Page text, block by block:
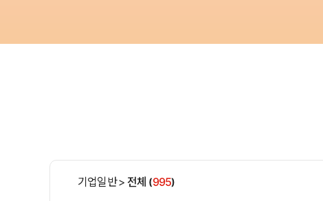
기업일반> 전체 (995)